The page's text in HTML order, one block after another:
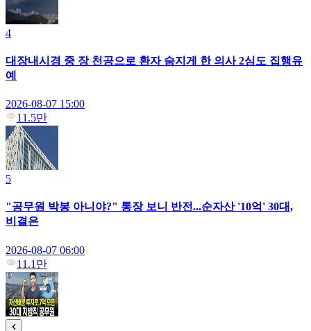
4
대장내시경 중 장 천공으로 환자 숨지게 한 의사 2심도 집행유
예
2026-08-07 15:00
11.5만
5
"공무원 박봉 아니야?" 통장 보니 반전...순자산 '10억' 30대,
비결은
2026-08-07 06:00
11.1만